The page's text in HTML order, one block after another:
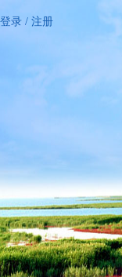
登录 / 注册